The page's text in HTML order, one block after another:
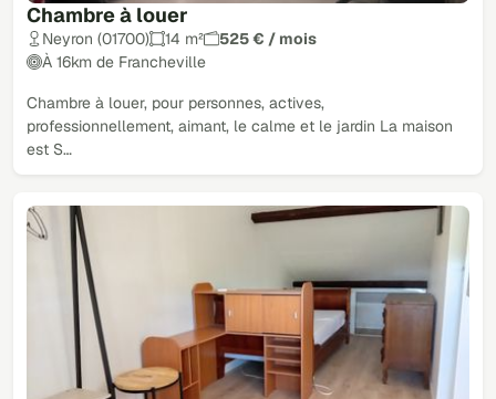
Chambre à louer
Neyron (01700) 14 m²
525 € / mois
À 16km de Francheville
Chambre à louer, pour personnes, actives,
professionnellement, aimant, le calme et le jardin La maison
est S…